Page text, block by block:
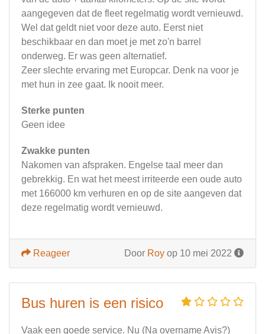
aangegeven dat de fleet regelmatig wordt vernieuwd.
Wel dat geldt niet voor deze auto. Eerst niet
beschikbaar en dan moet je met zo'n barrel
onderweg. Er was geen alternatief.
Zeer slechte ervaring met Europcar. Denk na voor je
met hun in zee gaat. Ik nooit meer.
Sterke punten
Geen idee
Zwakke punten
Nakomen van afspraken. Engelse taal meer dan
gebrekkig. En wat het meest irriteerde een oude auto
met 166000 km verhuren en op de site aangeven dat
deze regelmatig wordt vernieuwd.
Door Roy op 10 mei 2022
Reageer
Bus huren is een risico
Vaak een goede service. Nu (Na overname Avis?)